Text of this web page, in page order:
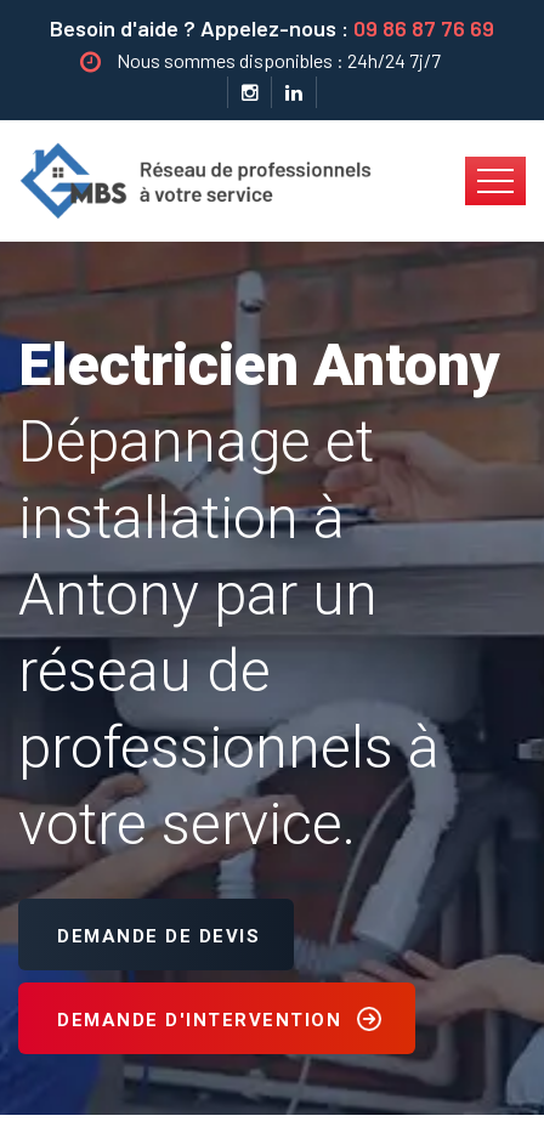
Besoin d'aide ? Appelez-nous : 09 86 87 76 69
Nous sommes disponibles : 24h/24 7j/7
Electricien Antony
Dépannage et
installation à
Antony par un
réseau de
professionnels à
votre service.
DEMANDE DE DEVIS
DEMANDE D'INTERVENTION